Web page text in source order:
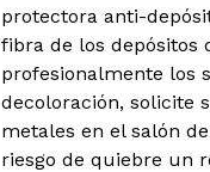
protectora anti-
fibra de los depósitos
profesionalmente los
decoloración, solicite
metales en el salón
riesgo de quiebre un